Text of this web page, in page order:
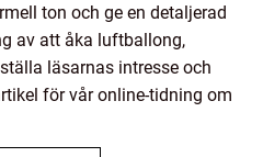
ton och ge en detaljerad
av att åka luftballong,
läsarnas intresse och
för vår online-tidning om